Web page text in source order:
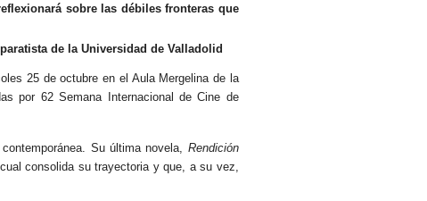
sobre las débiles fronteras que
de la Universidad de Valladolid
25 de octubre en el Aula Mergelina de la
por 62 Semana Internacional de Cine de
Su última novela,
Rendición
consolida su trayectoria y que, a su vez,